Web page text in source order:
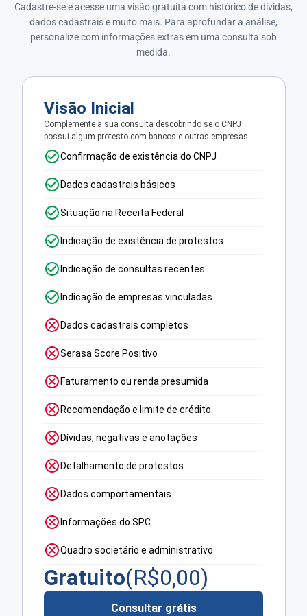
Cadastre-se e acesse uma visão gratuita com histórico de dívidas,
dados cadastrais e muito mais. Para aprofundar a análise,
personalize com informações extras em uma consulta sob
medida.
Visão Inicial
Complemente a sua consulta descobrindo se o CNPJ
possui algum protesto com bancos e outras empresas.
Confirmação de existência do CNPJ
Dados cadastrais básicos
Situação na Receita Federal
Indicação de existência de protestos
Indicação de consultas recentes
Indicação de empresas vinculadas
Dados cadastrais completos
Serasa Score Positivo
Faturamento ou renda presumida
Recomendação e limite de crédito
Dívidas, negativas e anotações
Detalhamento de protestos
Dados comportamentais
Informações do SPC
Quadro societário e administrativo
Gratuito(R$0,00)
Consultar grátis